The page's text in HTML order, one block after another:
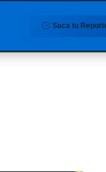
Saca tu